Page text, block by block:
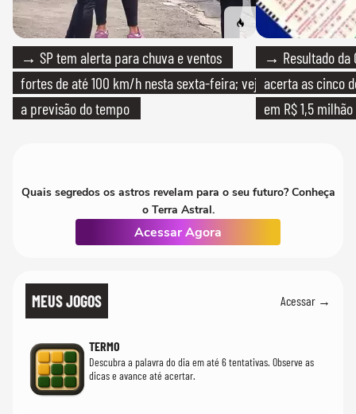
→ SP tem alerta para chuva e ventos
fortes de até 100 km/h nesta sexta-feira; veja
a previsão do tempo
→ Resultado da
acerta as cinco
em R$ 1,5 milhão
Quais segredos os astros revelam para o seu futuro? Conheça
o Terra Astral.
Acessar Agora
MEUS JOGOS Acessar →
TERMO
Descubra a palavra do dia em até 6 tentativas. Observe as
dicas e avance até acertar.